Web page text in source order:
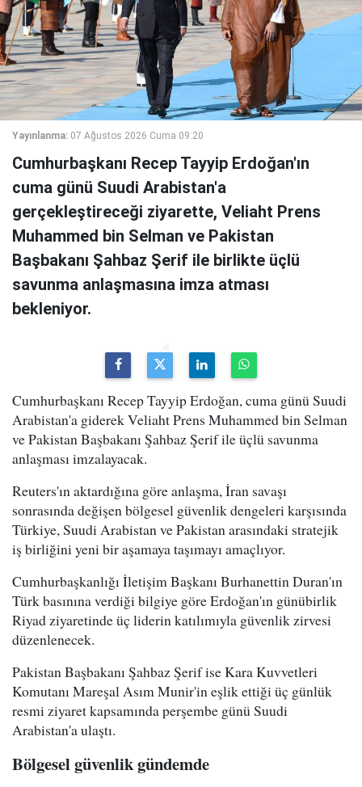
Yayınlanma: 07 Ağustos 2026 Cuma 09:20
Cumhurbaşkanı Recep Tayyip Erdoğan'ın
cuma günü Suudi Arabistan'a
gerçekleştireceği ziyarette, Veliaht Prens
Muhammed bin Selman ve Pakistan
Başbakanı Şahbaz Şerif ile birlikte üçlü
savunma anlaşmasına imza atması
bekleniyor.
Cumhurbaşkanı Recep Tayyip Erdoğan, cuma günü Suudi
Arabistan'a giderek Veliaht Prens Muhammed bin Selman
ve Pakistan Başbakanı Şahbaz Şerif ile üçlü savunma
anlaşması imzalayacak.
Reuters'ın aktardığına göre anlaşma, İran savaşı
sonrasında değişen bölgesel güvenlik dengeleri karşısında
Türkiye, Suudi Arabistan ve Pakistan arasındaki stratejik
iş birliğini yeni bir aşamaya taşımayı amaçlıyor.
Cumhurbaşkanlığı İletişim Başkanı Burhanettin Duran'ın
Türk basınına verdiği bilgiye göre Erdoğan'ın günübirlik
Riyad ziyaretinde üç liderin katılımıyla güvenlik zirvesi
düzenlenecek.
Pakistan Başbakanı Şahbaz Şerif ise Kara Kuvvetleri
Komutanı Mareşal Asım Munir'in eşlik ettiği üç günlük
resmi ziyaret kapsamında perşembe günü Suudi
Arabistan'a ulaştı.
Bölgesel güvenlik gündemde